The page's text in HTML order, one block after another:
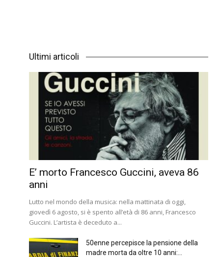
Ultimi articoli
E’ morto Francesco Guccini, aveva 86
anni
Lutto nel mondo della musica: nella mattinata di oggi,
giovedì 6 agosto, si è spento all’età di 86 anni, Francesco
Guccini. L’artista è deceduto a...
50enne percepisce la pensione della
madre morta da oltre 10 anni:...